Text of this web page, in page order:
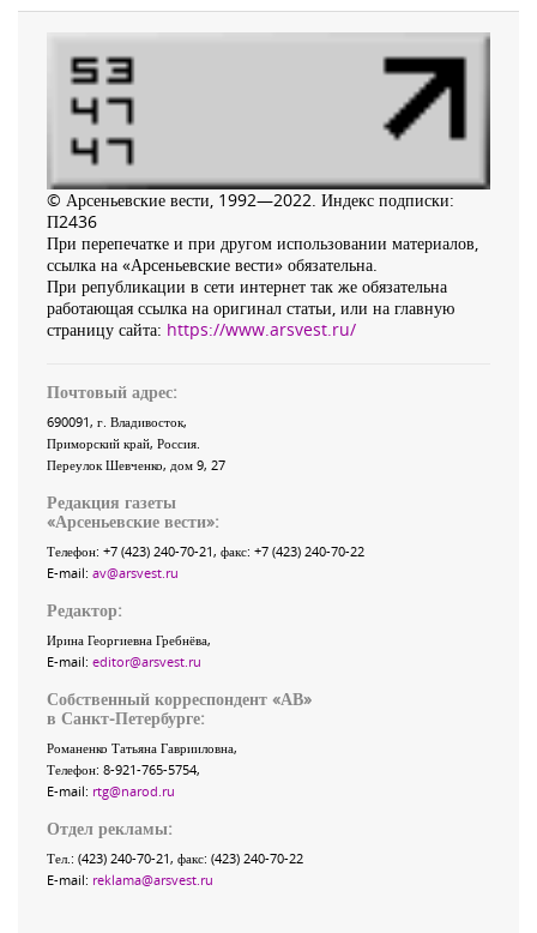
© Арсеньевские вести, 1992—2022. Индекс подписки:
П2436
При перепечатке и при другом использовании материалов,
ссылка на «Арсеньевские вести» обязательна.
При републикации в сети интернет так же обязательна
работающая ссылка на оригинал статьи, или на главную
страницу сайта: https://www.arsvest.ru/
Почтовый адрес:
690091, г. Владивосток,
Приморский край, Россия
Переулок Шевченко, дом 9, 27
Редакция газеты
«Арсеньевские вести»:
Телефон: +7 (423) 240-70-21, факс: +7 (423) 240-70-22
E-mail: av@arsvest.ru
Редактор:
Ирина Георгиевна Гребнёва,
E-mail: editor@arsvest.ru
Собственный корреспондент «АВ»
в Санкт-Петербурге:
Романенко Татьяна Гаврииловна,
Телефон: 8-921-765-5754,
E-mail: rtg@narod.ru
Отдел рекламы:
Тел.: (423) 240-70-21, факс: (423) 240-70-22
E-mail: reklama@arsvest.ru